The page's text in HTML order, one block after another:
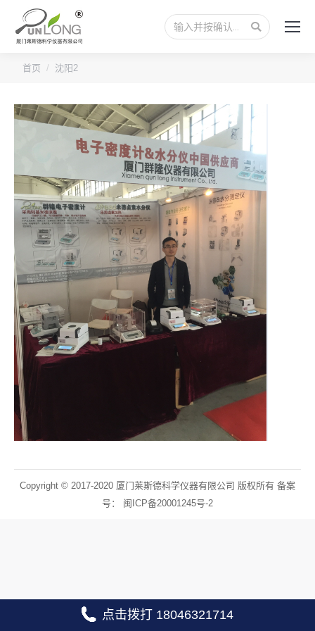
搜
索：
您的位置：
首页 沈阳2
Copyright © 2017-2020 厦门莱斯德科学仪器有限公司 版权所有 备案
号： 闽ICP备20001245号-2
点击拨打 18046321714